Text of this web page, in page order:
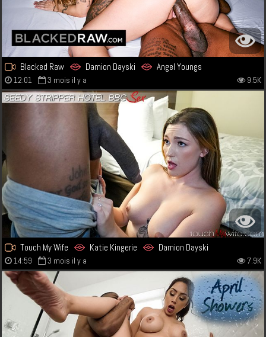
Blacked Raw Damion Dayski Angel Youngs
12:01 3 mois il y a 9.5K
Touch My Wife Katie Kingerie Damion Dayski
14:59 3 mois il y a 7.9K